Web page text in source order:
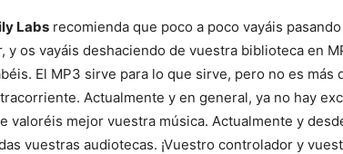
Labs recomienda que poco a poco vayáis
y os vayáis deshaciendo de vuestra biblioteca en
El MP3 sirve para lo que sirve, pero no es
Actualmente y en general, ya no hay
valoréis mejor vuestra música. Actualmente y
vuestras audiotecas. ¡Vuestro controlador y